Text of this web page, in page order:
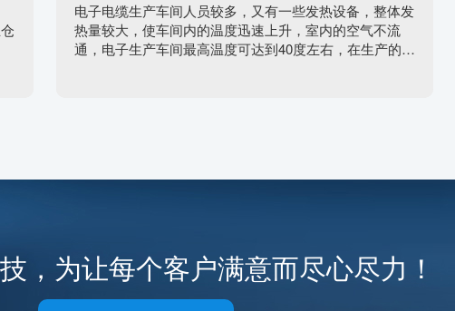
电子电缆生产车间人员较多，又有一些发热设备，整体发
热量较大，使车间内的温度迅速上升，室内的空气不流
通，电子生产车间最高温度可达到40度左右，在生产的时
，为让每个客户满意而尽心尽力！